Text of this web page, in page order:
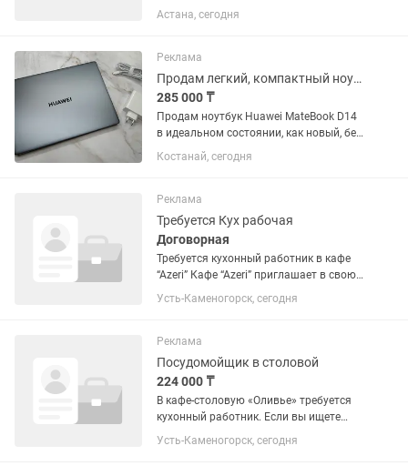
адресу: ул.Желтоксан 22/5, требуется
Кухонный работник Требования: - опыт
аналогичной должности от 1...
Астана, сегодня
Реклама
Продам легкий, компактный ноутбук
285 000 ₸
Продам ноутбук Huawei MateBook D14
в идеальном состоянии, как новый, без
царапин и прочих неприятностей.
Покупался в Технодоме.
дипломной работы, сейчас без
надобности....
Костанай, сегодня
Реклама
Требуется Кух рабочая
Договорная
Требуется кухонный работник в кафе
“Azeri” Кафе “Azeri” приглашает в свою
команду ответственного и
трудолюбивого кухонного работника.
на кухне •Подготовка...
Усть-Каменогорск, сегодня
Реклама
Посудомойщик в столовой
224 000 ₸
В кафе-столовую «Оливье» требуется
кухонный работник. Если вы ищете
стабильную работу с официальным
оформлением и своевременной
Усть-Каменогорск, сегодня